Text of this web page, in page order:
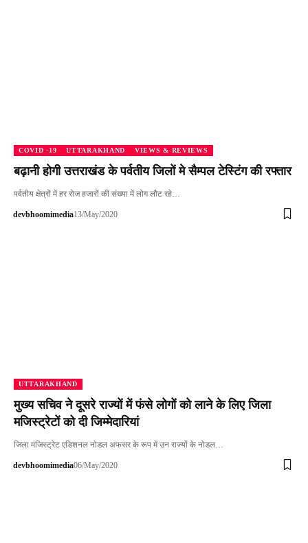
COVID -19 UTTARAKHAND VIEWS & REVIEWS
बढ़ानी होगी उत्तराखंड के पर्वतीय जिलों मे सैम्पल टेस्टिंग की रफ्तार
पर्वतीय क्षेत्रों में हर रोज हजारों की संख्या में लोग लौट रहे…
devbhoomimedia13/May/2020
UTTARAKHAND
मुख्य सचिव ने दूसरे राज्यों में फंसे लोगों को लाने के लिए जिला
मजिस्ट्रेटों को दी जिम्मेदारियां
जिला मजिस्ट्रेट एडिशनल नोडल अफसर के रूप में उन राज्यों के नोडल…
devbhoomimedia06/May/2020